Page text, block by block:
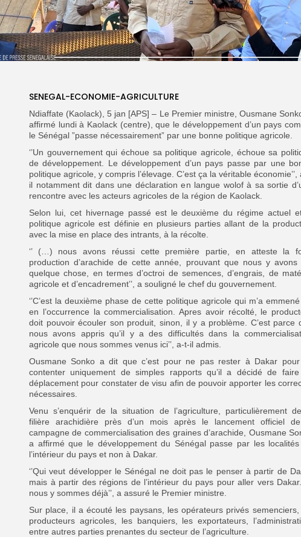
SENEGAL-ECONOMIE-AGRICULTURE
Ndiaffate (Kaolack), 5 jan [APS] – Le Premier ministre, Ousmane
affirmé lundi à Kaolack (centre), que le développement d’un pays
le Sénégal ”passe nécessairement” par une bonne politique agricole.
‘’Un gouvernement qui échoue sa politique agricole, échoue sa
de développement. Le développement d’un pays passe par une
politique agricole, y compris l’élevage. C’est ça la véritable économie’’,
il notamment dit dans une déclaration en langue wolof à sa sortie
rencontre avec les acteurs agricoles de la région de Kaolack.
Selon lui, cet hivernage passé est le deuxième du régime actuel
politique agricole est définie en plusieurs parties allant de la
avec la mise en place des intrants, à la récolte.
‘’ (…) nous avons réussi cette première partie, en atteste la
production d’arachide de cette année, prouvant que nous y avons
quelque chose, en termes d’octroi de semences, d’engrais, de
agricole et d’encadrement’’, a souligné le chef du gouvernement.
‘’C’est la deuxième phase de cette politique agricole qui m’a emmené
en l’occurrence la commercialisation. Apres avoir récolté, le
doit pouvoir écouler son produit, sinon, il y a problème. C’est parce
nous avons appris qu’il y a des difficultés dans la
agricole que nous sommes venus ici’’, a-t-il admis.
Ousmane Sonko a dit que c’est pour ne pas rester à Dakar
contenter uniquement de simples rapports qu’il a décidé de
déplacement pour constater de visu afin de pouvoir apporter les
nécessaires.
Venu s’enquérir de la situation de l’agriculture, particulièrement
filière arachidière près d’un mois après le lancement officiel
campagne de commercialisation des graines d’arachide, Ousmane
a affirmé que le développement du Sénégal passe par les
l’intérieur du pays et non à Dakar.
‘’Qui veut développer le Sénégal ne doit pas le penser à partir de
mais à partir des régions de l’intérieur du pays pour aller vers
nous y sommes déjà’’, a assuré le Premier ministre.
Sur place, il a écouté les paysans, les opérateurs privés semenciers,
producteurs agricoles, les banquiers, les exportateurs,
entre autres parties prenantes du secteur de l’agriculture.